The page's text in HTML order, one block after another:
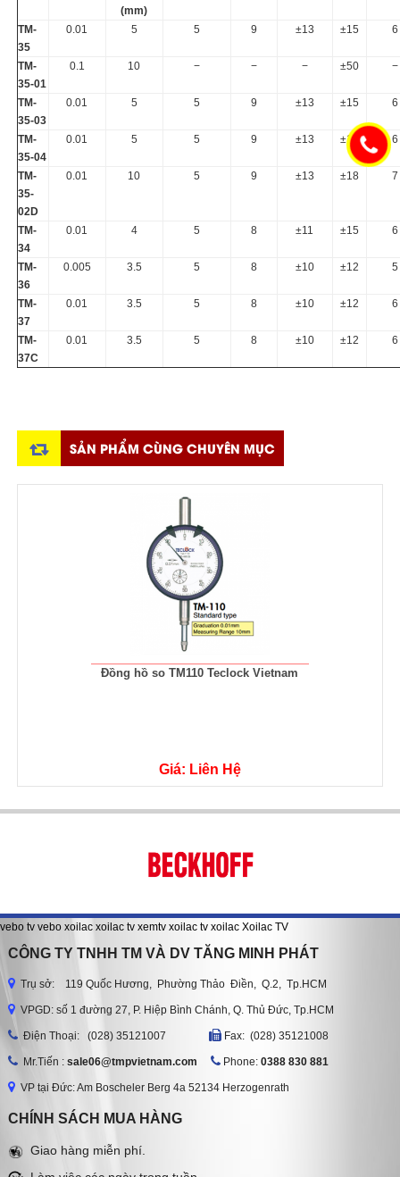
(mm)
TM-
35
0.01 5 5 9 ±13 ±15 6
TM-
35-01
0.1 10 − − − ±50 −
TM-
35-03
0.01 5 5 9 ±13 ±15 6
TM-
35-04
0.01 5 5 9 ±13 ±15 6
TM-
35-
02D
0.01 10 5 9 ±13 ±18 7
TM-
34
0.01 4 5 8 ±11 ±15 6
TM-
36
0.005 3.5 5 8 ±10 ±12 5
TM-
37
0.01 3.5 5 8 ±10 ±12 6
TM-
37C
0.01 3.5 5 8 ±10 ±12 6
SẢN PHẨM CÙNG CHUYÊN MỤC
Đồng hồ so TM110 Teclock Vietnam
Giá: Liên Hệ
vebo tv vebo xoilac xoilac tv xemtv xoilac tv xoilac Xoilac TV
CÔNG TY TNHH TM VÀ DV TĂNG MINH PHÁT
Trụ sở: 119 Quốc Hương, Phường Thảo Điền, Q.2, Tp.HCM
VPGD: số 1 đường 27, P. Hiệp Bình Chánh, Q. Thủ Đức, Tp.HCM
Ðiện Thoại: (028) 35121007 Fax: (028) 35121008
Mr.Tiến : sale06@tmpvietnam.com Phone: 0388 830 881
VP tại Đức: Am Boscheler Berg 4a 52134 Herzogenrath
CHÍNH SÁCH MUA HÀNG
Giao hàng miễn phí.